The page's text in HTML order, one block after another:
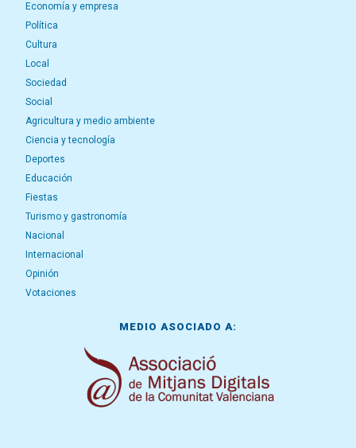
Economía y empresa
Política
Cultura
Local
Sociedad
Social
Agricultura y medio ambiente
Ciencia y tecnología
Deportes
Educación
Fiestas
Turismo y gastronomía
Nacional
Internacional
Opinión
Votaciones
MEDIO ASOCIADO A: